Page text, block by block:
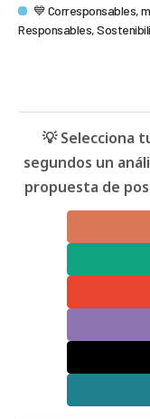
💙 Corresponsables,
Responsables,
💡 Selecciona
segundos un
propuesta de